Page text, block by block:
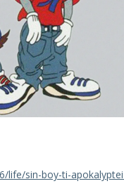
life/sin-boy-ti-